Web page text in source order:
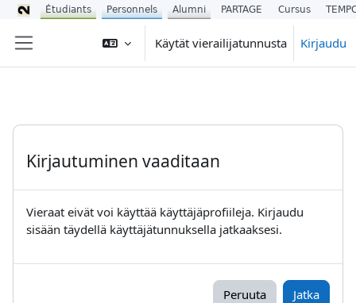
Käytät vierailijatunnusta Kirjaudu
Kirjautuminen vaaditaan
Vieraat eivät voi käyttää käyttäjäprofiileja. Kirjaudu
sisään täydellä käyttäjätunnuksella jatkaaksesi.
Peruuta Jatka
Étudiants Personnels Alumni PARTAGE Cursus